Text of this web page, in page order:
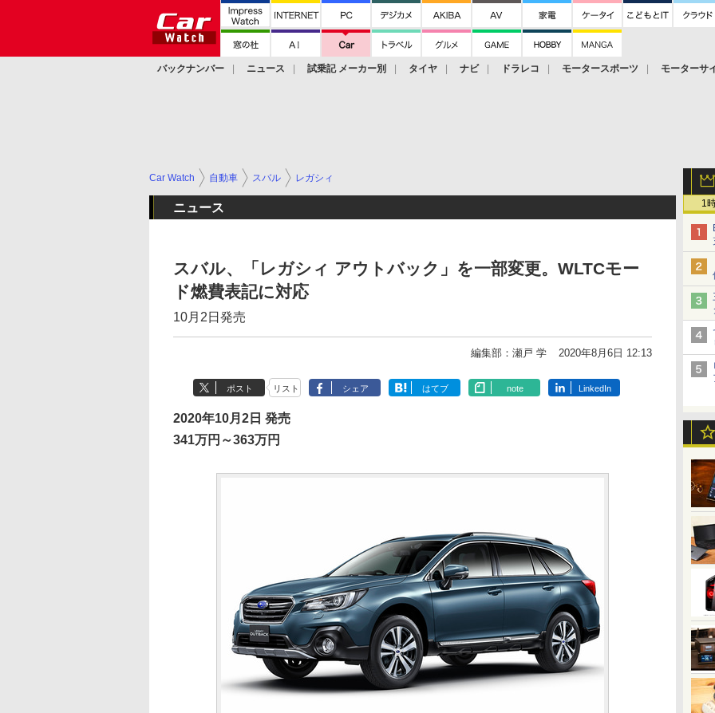
バックナンバー ニュース 試乗記 メーカー別 タイヤ ナビ ドラレコ モータースポーツ モーターサ
1
Car Watch 自動車 スバル レガシィ
ニュース
スバル、「レガシィ アウトバック」を一部変更。WLTCモー
ド燃費表記に対応
10月2日発売
編集部：瀬戸 学 2020年8月6日 12:13
ポスト リスト シェア はてブ note LinkedIn
2020年10月2日 発売
341万円～363万円